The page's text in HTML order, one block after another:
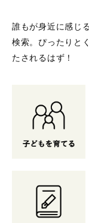
誰もが身近に感じ
検索。 ぴったりと
たされるはず！